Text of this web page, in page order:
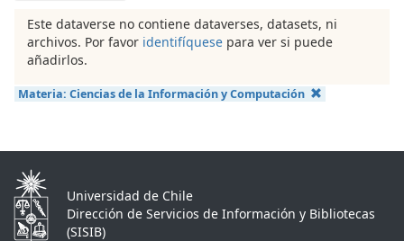
Este dataverse no contiene dataverses, datasets, ni
archivos. Por favor identifíquese para ver si puede
añadirlos.
Materia: Ciencias de la Información y Computación
Universidad de Chile
Dirección de Servicios de Información y Bibliotecas
(SISIB)